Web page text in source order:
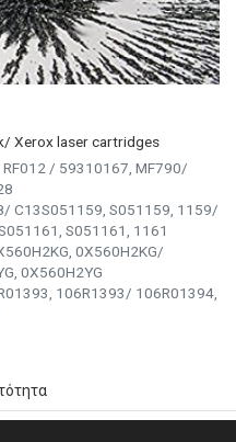
Xerox laser cartridges
/ 59310167, MF790/
C13S051159, S051159, 1159/
S051161, 1161
0X560H2KG/
0X560H2YG
106R1393/ 106R01394,